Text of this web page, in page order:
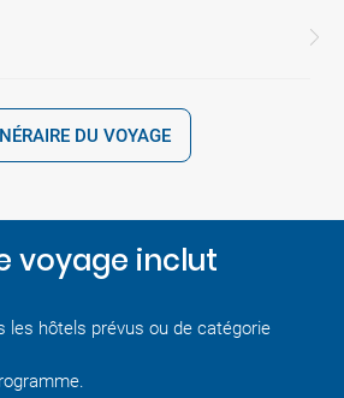
DU VOYAGE
voyage inclut
les hôtels prévus ou de catégorie